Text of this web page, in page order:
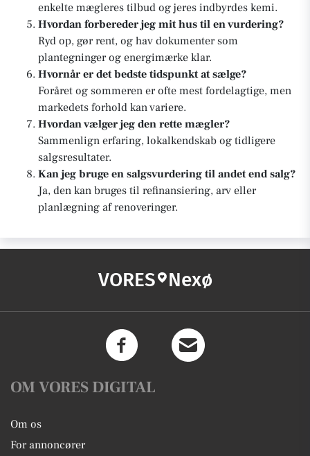
enkelte mægleres tilbud og jeres indbyrdes kemi.
Hvordan forbereder jeg mit hus til en vurdering?
Ryd op, gør rent, og hav dokumenter som
plantegninger og energimærke klar.
Hvornår er det bedste tidspunkt at sælge?
Foråret og sommeren er ofte mest fordelagtige, men
markedets forhold kan variere.
Hvordan vælger jeg den rette mægler?
Sammenlign erfaring, lokalkendskab og tidligere
salgsresultater.
Kan jeg bruge en salgsvurdering til andet end salg?
Ja, den kan bruges til refinansiering, arv eller
planlægning af renoveringer.
VORES Nexø
OM VORES DIGITAL
Om os
For annoncører